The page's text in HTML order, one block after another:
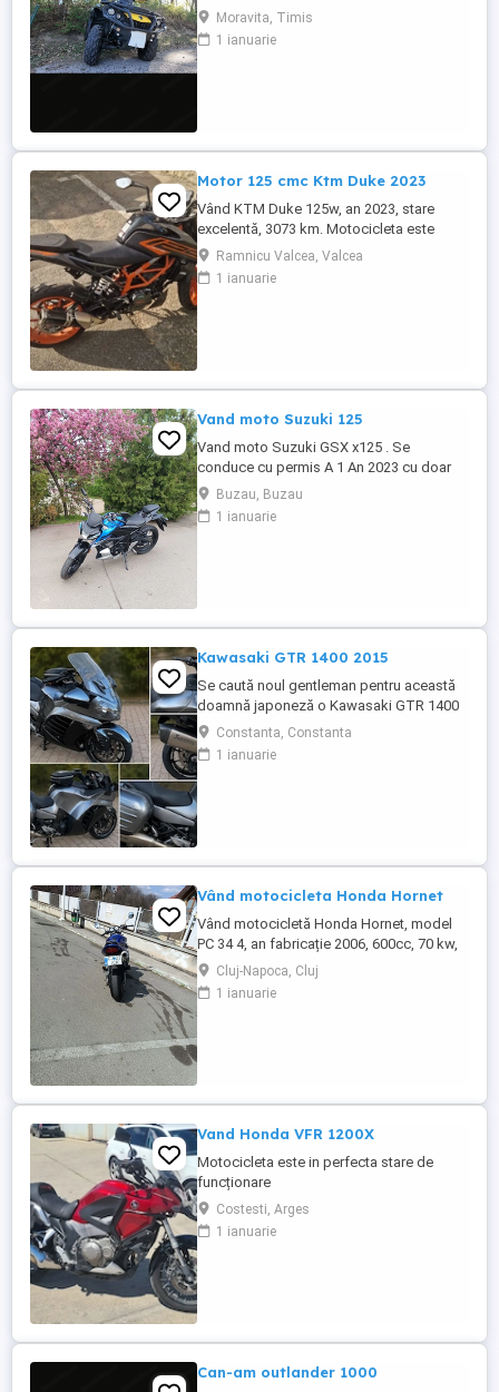
nivele Suspensie FOX cu rebound Bullbar
fata Bullbar spate Handguardurile Can am
Jante beadlock
Moravita, Timis
1 ianuarie
Motor 125 cmc Ktm Duke 2023
Vând KTM Duke 125w, an 2023, stare
excelentă, 3073 km. Motocicleta este
ideală pentru începători sau pentru oraș.
Fără daune, lovituri!
Ramnicu Valcea, Valcea
1 ianuarie
Vand moto Suzuki 125
Vand moto Suzuki GSX x125 . Se
conduce cu permis A 1 An 2023 cu doar
5000km Stare impecabila , fara cazaturi
ITP valabil pana in noiembrie 2027 Revizii
si schimb de ulei in service autorizat
Buzau, Buzau
1 ianuarie
Kawasaki GTR 1400 2015
Se caută noul gentleman pentru această
doamnă japoneză o Kawasaki GTR 1400
care încă întoarce priviri și iubește
kilometrii. A fost răsfățată, întreținută la
timp și tratată cu respect. O dau doar
Constanta, Constanta
1 ianuarie
Vând motocicleta Honda Hornet
Vând motocicletă Honda Hornet, model
PC 34 4, an fabricație 2006, 600cc, 70 kw,
98 cp, inspecție tehnică valabilă până în
august 2027 . Preț 1900 euro
Cluj-Napoca, Cluj
1 ianuarie
Vand Honda VFR 1200X
Motocicleta este in perfecta stare de
funcționare
Costesti, Arges
1 ianuarie
Can-am outlander 1000